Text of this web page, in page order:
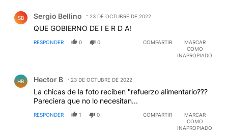
SB Sergio Bellino 23 DE OCTUBRE DE 2022
QUE GOBIERNO DE I E R D A!
RESPONDER 0 0 COMPARTIR
MARCAR
COMO
INAPROPIADO
HB Hector B 23 DE OCTUBRE DE 2022
La chicas de la foto reciben "refuerzo alimentario???
Pareciera que no lo necesitan...
RESPONDER 1 0 COMPARTIR
MARCAR
COMO
INAPROPIADO